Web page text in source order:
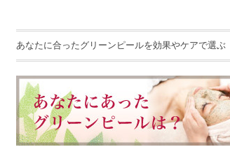
あなたに合ったグリーンピールを効果やケアで選ぶ